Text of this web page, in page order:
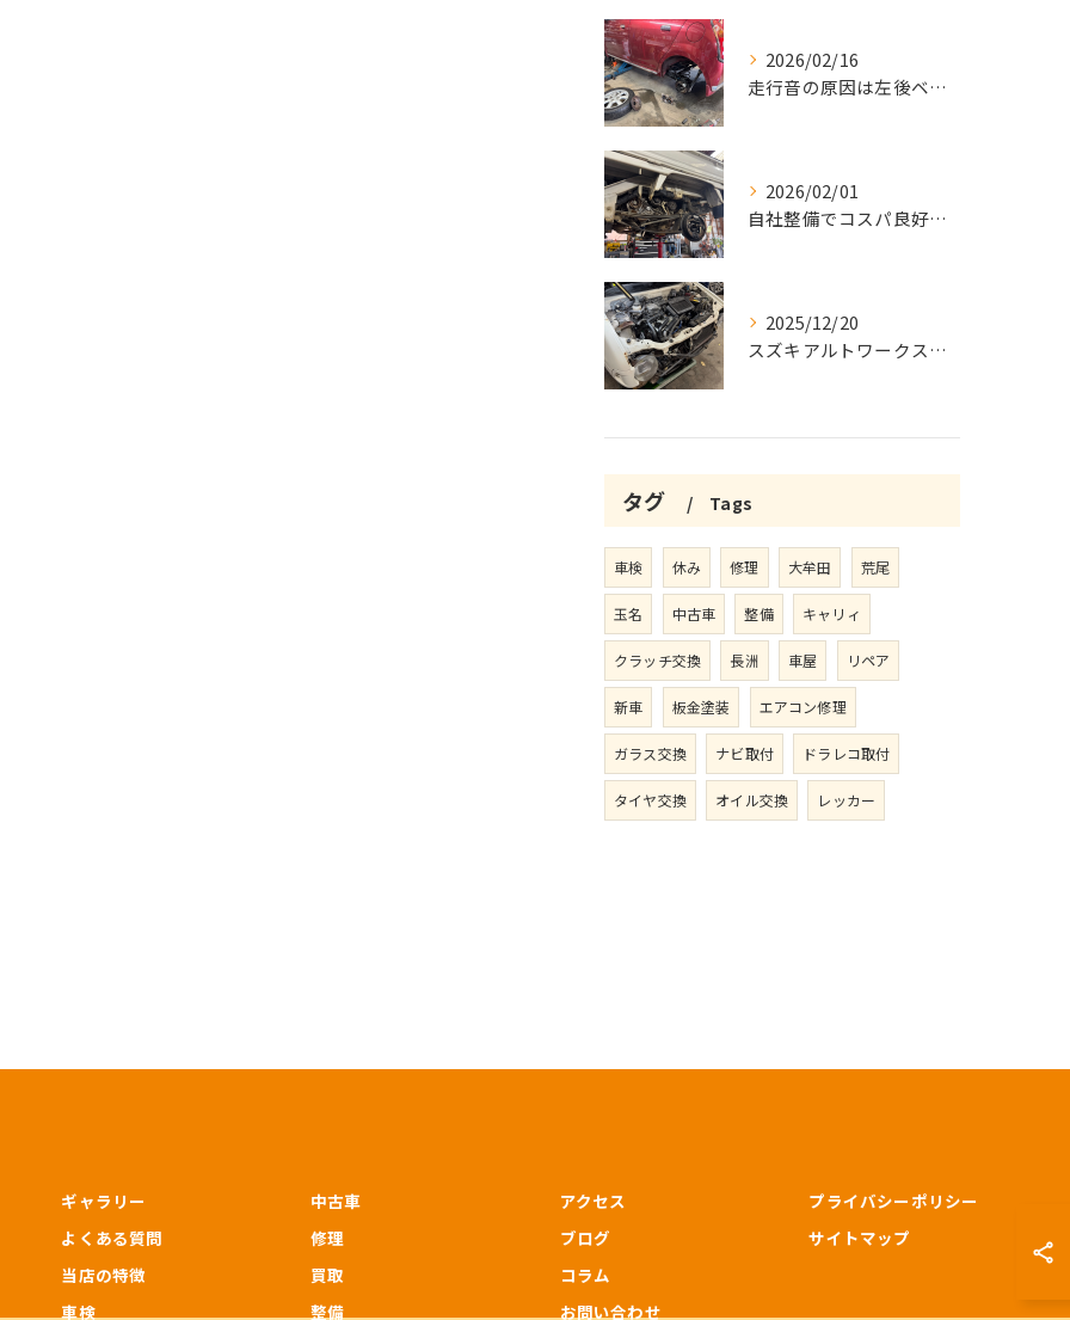
2026/02/16
走行音の原因は左後ベアリング修理
2026/02/01
自社整備でコスパ良好な中古車車検
2025/12/20
スズキアルトワークスの車検と整備
タグ Tags
車検 休み 修理 大牟田 荒尾
玉名 中古車 整備 キャリィ
クラッチ交換 長洲 車屋 リペア
新車 板金塗装 エアコン修理
ガラス交換 ナビ取付 ドラレコ取付
タイヤ交換 オイル交換 レッカー
ギャラリー
よくある質問
当店の特徴
車検
中古車
修理
買取
整備
アクセス
ブログ
コラム
お問い合わせ
プライバシーポリシー
サイトマップ